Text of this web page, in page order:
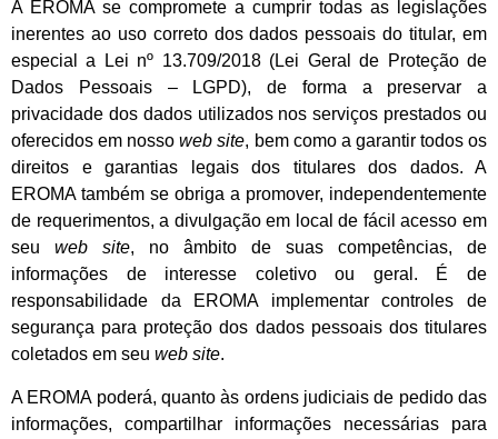
A EROMA se compromete a cumprir todas as legislações
inerentes ao uso correto dos dados pessoais do titular, em
especial a Lei nº 13.709/2018 (Lei Geral de Proteção de
Dados Pessoais – LGPD), de forma a preservar a
privacidade dos dados utilizados nos serviços prestados ou
oferecidos em nossoweb site, bem como a garantir todos os
direitos e garantias legais dos titulares dos dados. A
EROMA também se obriga a promover, independentemente
de requerimentos, a divulgação em local de fácil acesso em
seu web site, no âmbito de suas competências, de
informações de interesse coletivo ou geral. É de
responsabilidade da EROMA implementar controles de
segurança para proteção dos dados pessoais dos titulares
coletados em seu web site.
A EROMA poderá, quanto às ordens judiciais de pedido das
informações, compartilhar informações necessárias para